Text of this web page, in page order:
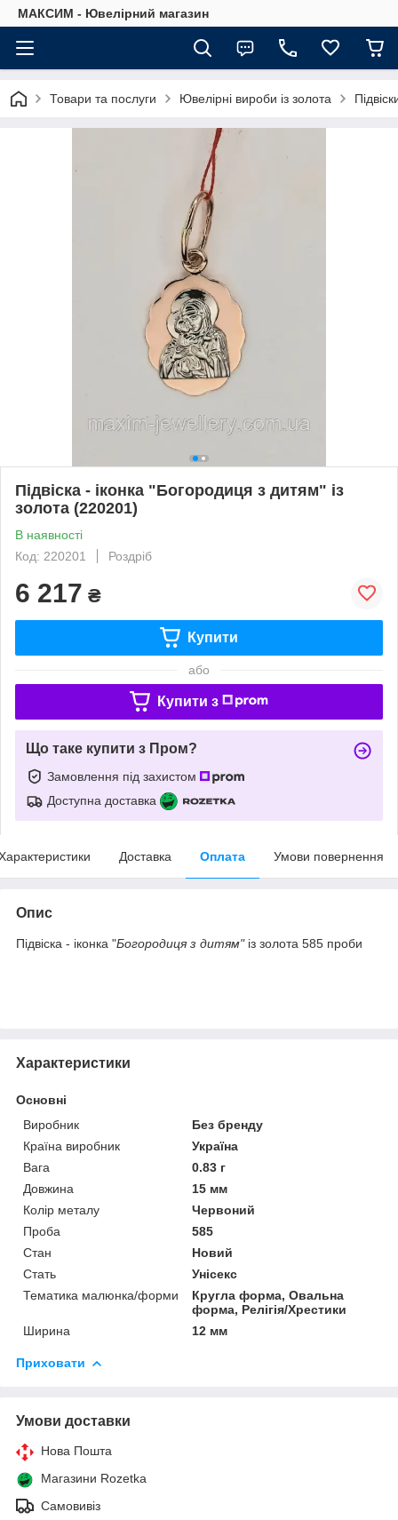
МАКСИМ - Ювелірний магазин
Товари та послуги Ювелірні вироби із золота
Підвіска - іконка "Богородиця з дитям" із
золота (220201)
В наявності
Код: 220201
Роздріб
6 217 ₴
Купити
або
Купити з
Що таке купити з Пром?
Замовлення під захистом
Доступна доставка
Доставка Оплата Умови повернення
Опис
Підвіска - іконка "Богородиця з дитям" із золота 585 проби
Характеристики
Основні
Виробник
Без бренду
Країна виробник
Україна
Вага
0.83 г
Довжина
15 мм
Колір металу
Червоний
Проба
585
Стан
Новий
Стать
Унісекс
Тематика малюнка/форми
Кругла форма, Овальна
форма, Релігія/Хрестики
Ширина
12 мм
Приховати
Умови доставки
Нова Пошта
Магазини Rozetka
Самовивіз